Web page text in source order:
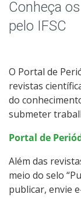
NIT - Núcleo de
Livros e
Comitê de Ética
Equipes de
Conheça
pelo IFSC
O Portal de
revistas
do
submeter
Portal de
Além das
meio do selo
publicar, envie